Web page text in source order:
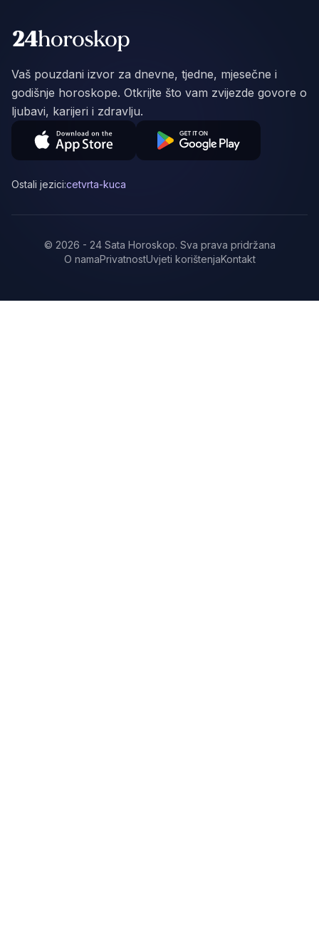
Vaš pouzdani izvor za dnevne, tjedne, mjesečne i
godišnje horoskope. Otkrijte što vam zvijezde govore o
ljubavi, karijeri i zdravlju.
Ostali jezici:cetvrta-kuca
© 2026 - 24 Sata Horoskop. Sva prava pridržana
O namaPrivatnostUvjeti korištenjaKontakt